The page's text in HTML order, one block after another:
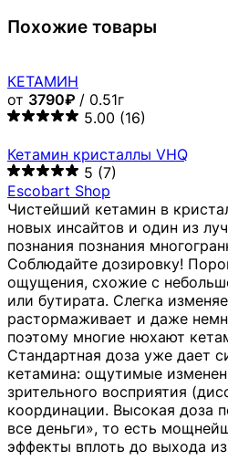
Похожие товары
КЕТАМИН
от 3790₽ / 0.51г
5.00 (16)
Кетамин кристаллы VHQ
5 (7)
Escobart Shop
Чистейший кетамин в
новых инсайтов и один из
познания познания
Соблюдайте дозировку!
ощущения, схожие с
или бутирата. Слегка
растормаживает и даже
поэтому многие нюхают
Стандартная доза уже дает
кетамина: ощутимые
зрительного восприятия
координации. Высокая доза
все деньги», то есть
эффекты вплоть до выхода